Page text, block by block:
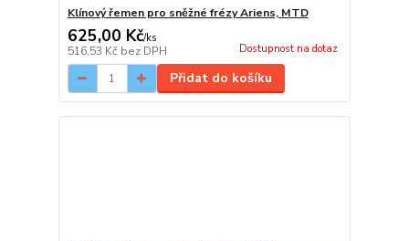
Klínový řemen pro sněžné frézy Ariens, MTD
625,00 Kč/ks
516,53 Kč bez DPH Dostupnost na dotaz
Přidat do košíku